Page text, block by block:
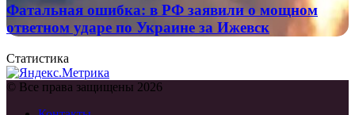
Фатальная ошибка: в РФ заявили о мощном
ответном ударе по Украине за Ижевск
Статистика
© Все права защищены 2026